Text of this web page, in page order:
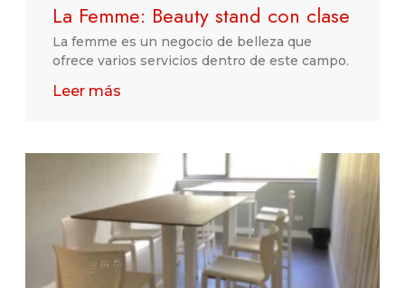
La Femme: Beauty stand con clase
La femme es un negocio de belleza que
ofrece varios servicios dentro de este campo.
Leer más